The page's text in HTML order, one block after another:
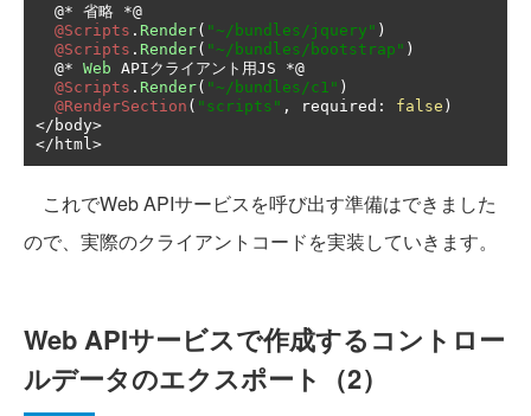
@* 省略
*@
@Scripts . Render( "~/bundles/jquery" )
@Scripts . Render( "~/bundles/bootstrap" )
@* Web APIクライアント用JS *@
@Scripts . Render( "~/bundles/c1" )
@RenderSection ( "scripts" , required : false )
</ body>
</ html >
これでWeb APIサービスを呼び出す準備はできました
ので、実際のクライアントコードを実装していきます。
Web APIサービスで作成するコントロー
ルデータのエクスポート（2）